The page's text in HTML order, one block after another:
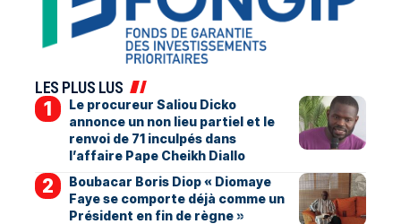
LES PLUS LUS
Le procureur Saliou Dicko
annonce un non lieu partiel et le
renvoi de 71 inculpés dans
l’affaire Pape Cheikh Diallo
Boubacar Boris Diop « Diomaye
Faye se comporte déjà comme un
Président en fin de règne »